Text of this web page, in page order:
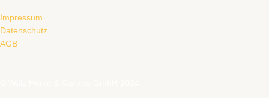
Impressum
Datenschutz
AGB